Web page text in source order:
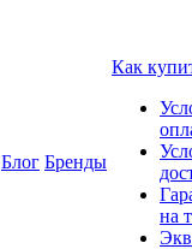
Блог Бренды
Как
на